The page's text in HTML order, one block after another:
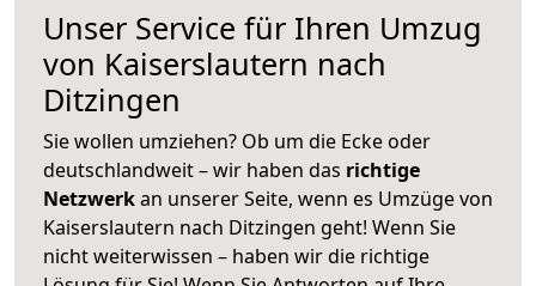
Unser Service für Ihren Umzug
von Kaiserslautern nach
Ditzingen
Sie wollen umziehen? Ob um die Ecke oder
deutschlandweit – wir haben das richtige
Netzwerkan unserer Seite, wenn es Umzüge von
Kaiserslautern nach Ditzingen geht! Wenn Sie
nicht weiterwissen – haben wir die richtige